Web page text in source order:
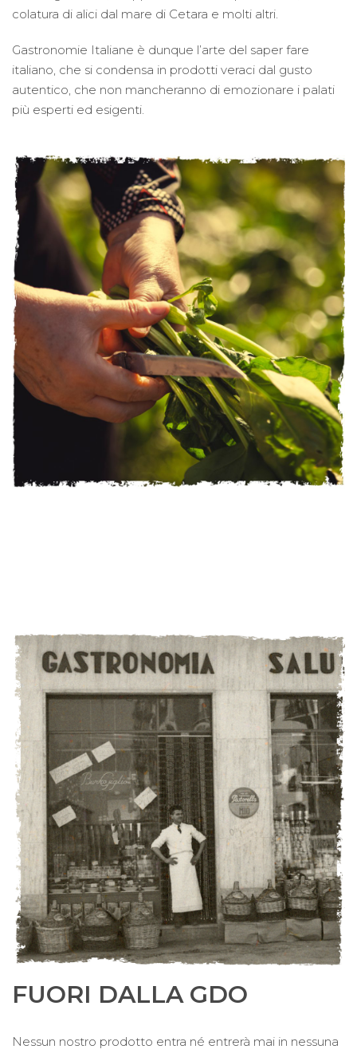
colatura di alici dal mare di Cetara e molti altri.
Gastronomie Italiane è dunque l’arte del saper fare
italiano, che si condensa in prodotti veraci dal gusto
autentico, che non mancheranno di emozionare i palati
più esperti ed esigenti.
FUORI DALLA GDO
Nessun nostro prodotto entra né entrerà mai in nessuna